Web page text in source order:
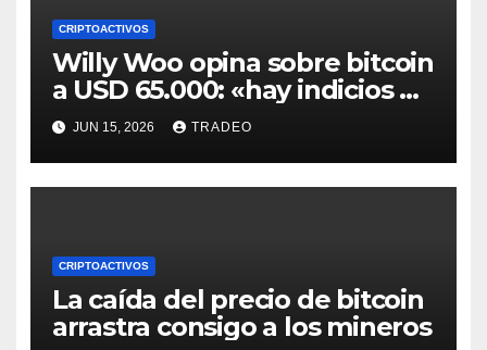
CRIPTOACTIVOS
Willy Woo opina sobre bitcoin
a USD 65.000: «hay indicios de
posible divergencia alcista»
JUN 15, 2026 TRADEO
CRIPTOACTIVOS
La caída del precio de bitcoin
arrastra consigo a los mineros